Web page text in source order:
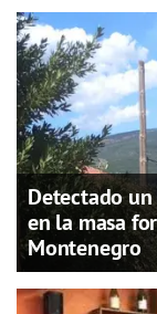
Detectado
en la masa
Montenegro